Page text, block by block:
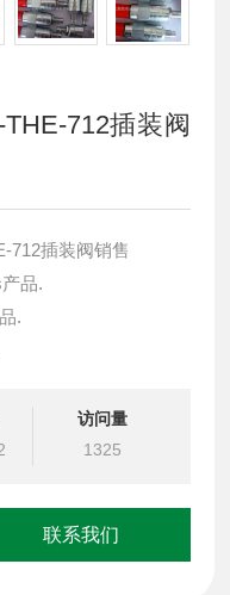
712插装阀
712插装阀销售
品.
.
设计与选型
台湾北部等液压元件
访问量
1325
联系我们